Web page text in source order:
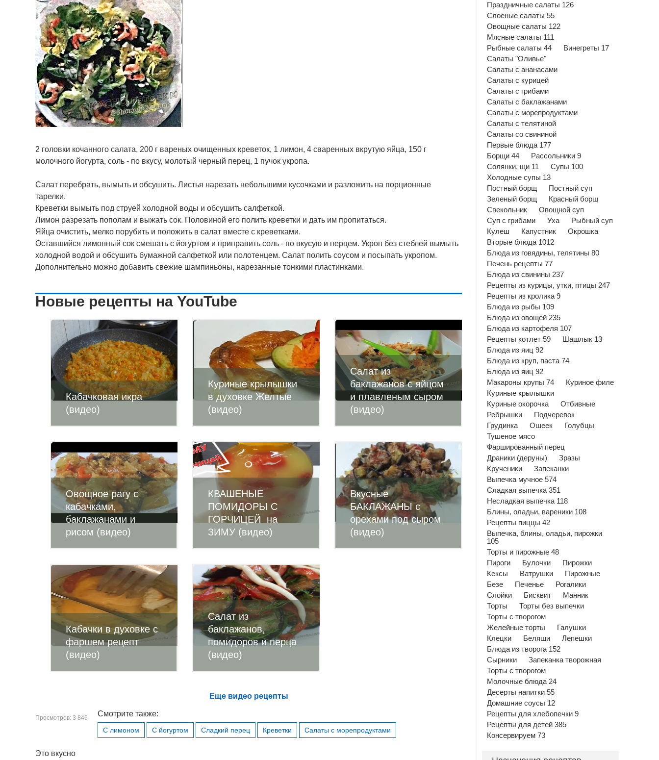
2 головки кочанного салата, 200 г вареных очищенных креветок, 1 лимон, 4 сваренных вкрутую яйца, 150 г
молочного йогурта, соль - по вкусу, молотый черный перец, 1 пучок укропа.
Салат перебрать, вымыть и обсушить. Листья нарезать небольшими кусочками и разложить на порционные
тарелки.
Креветки вымыть под струей холодной воды и обсушить салфеткой.
Лимон разрезать пополам и выжать сок. Половиной его полить креветки и дать им пропитаться.
Яйца очистить, мелко порубить и положить в салат вместе с креветками.
Оставшийся лимонный сок смешать с йогуртом и приправить соль - по вкусую и перцем. Укроп без стеблей вымыть
холодной водой и обсушить бумажной салфеткой или полотенцем. Салат полить соусом и посыпать укропом.
Дополнительно можно добавить свежие шампиньоны, нарезанные тонкими пластинками.
Новые рецепты на YouTube
Кабачковая икра
(видео)
Куриные крылышки
в духовке Желтые
(видео)
Салат из
баклажанов с яйцом
и плавленым сыром
(видео)
Овощное рагу с
кабачками,
баклажанами и
рисом (видео)
КВАШЕНЫЕ
ПОМИДОРЫ С
ГОРЧИЦЕЙ на
ЗИМУ (видео)
Вкусные
БАКЛАЖАНЫ с
орехами под сыром
(видео)
Кабачки в духовке с
фаршем рецепт
(видео)
Салат из
баклажанов,
помидоров и перца
(видео)
Еще видео рецепты
Просмотров: 3 846 Смотрите также:
С лимоном С йогуртом Сладкий перец Креветки Салаты с морепродуктами
Это вкусно
Праздничные салаты 126
Слоеные салаты 55
Овощные салаты 122
Мясные салаты 111
Рыбные салаты 44
Винегреты 17
Салаты "Оливье"
Салаты с ананасами
Салаты с курицей
Салаты с грибами
Салаты с баклажанами
Салаты с морепродуктами
Салаты с телятиной
Салаты со свининой
Первые блюда 177
Борщи 44
Рассольники 9
Солянки, щи 11
Супы 100
Холодные супы 13
Постный борщ
Постный суп
Зеленый борщ
Красный борщ
Свекольник
Овощной суп
Суп с грибами
Уха
Рыбный суп
Кулеш
Капустник
Окрошка
Вторые блюда 1012
Блюда из говядины, телятины 80
Печень рецепты 77
Блюда из свинины 237
Рецепты из курицы, утки, птицы 247
Рецепты из кролика 9
Блюда из рыбы 109
Блюда из овощей 235
Блюда из картофеля 107
Рецепты котлет 59
Шашлык 13
Блюда из яиц 92
Блюда из круп, паста 74
Блюда из яиц 92
Макароны крупы 74
Куриное филе
Куриные крылышки
Куриные окорочка
Отбивные
Ребрышки
Подчеревок
Грудинка
Ошеек
Голубцы
Тушеное мясо
Фаршированный перец
Драники (деруны)
Зразы
Крученики
Запеканки
Выпечка мучное 574
Сладкая выпечка 351
Несладкая выпечка 118
Блины, оладьи, вареники 108
Рецепты пиццы 42
Выпечка, блины, оладьи, пирожки
105
Торты и пирожные 48
Пироги
Булочки
Пирожки
Кексы
Ватрушки
Пирожные
Безе
Печенье
Рогалики
Слойки
Бисквит
Манник
Торты
Торты без выпечки
Торты с творогом
Желейные торты
Галушки
Клецки
Беляши
Лепешки
Блюда из творога 152
Сырники
Запеканка творожная
Торты с творогом
Молочные блюда 24
Десерты напитки 55
Домашние соусы 12
Рецепты для хлебопечки 9
Рецепты для детей 385
Консервируем 73